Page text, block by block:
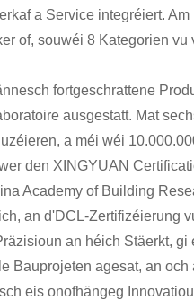
a Service integréiert.
of, souwéi 8 Kategorien vu
fortgeschrattene
ausgestatt. Mat
a méi wéi
den XINGYUAN
Academy of Building
an d'DCL-Zertifizéierung
an héich Stäerkt, gi
Bauprojeten agesat, an
eis onofhängeg